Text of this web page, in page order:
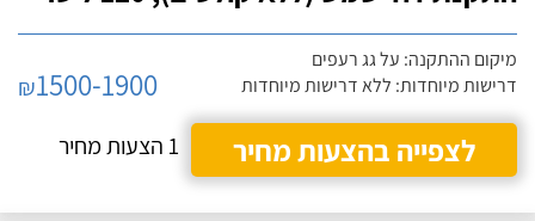
מיקום ההתקנה: על גג רעפים
דרישות מיוחדות: ללא דרישות מיוחדות
₪1500-1900
לצפייה בהצעות מחיר
1 הצעות מחיר